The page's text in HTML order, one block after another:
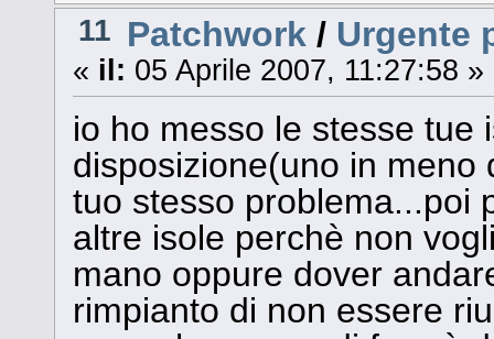
11 Patchwork / Urgente
« il: 05 Aprile 2007, 11:27:58 »
io ho messo le stesse tue
disposizione(uno in
tuo stesso problema...poi
altre isole perchè non
mano oppure dover
rimpianto di non essere